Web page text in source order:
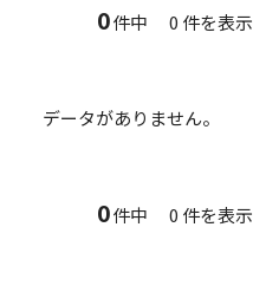
0件中 0 件を表示
データがありません。
0件中 0 件を表示